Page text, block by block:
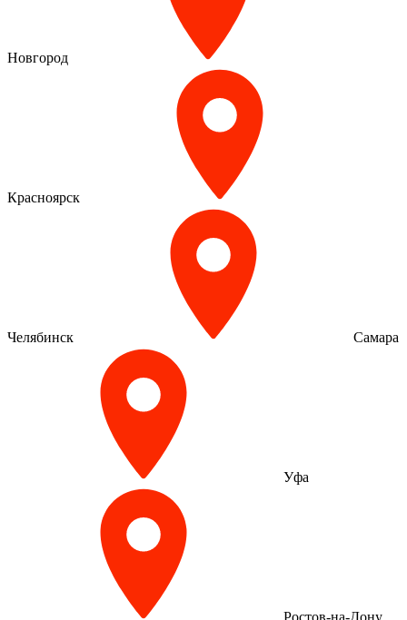
Новгород
Красноярск
Челябинск Самара
Уфа
Ростов-на-Дону